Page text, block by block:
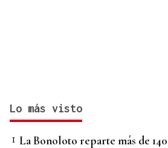
Lo más visto
La Bonoloto reparte más de